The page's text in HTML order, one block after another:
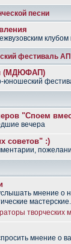
песни
фестиваль АП
(МДЮФАП)
юношеский
"Споем
вечера
советов" :)
мнение о
мастерские.
творческих
мнение о